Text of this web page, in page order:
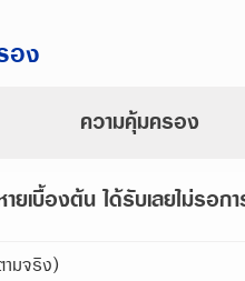
อง
ความคุ้มครอง
ายเบื้องต้น ได้รับเลยไม่รอ
มจริง)